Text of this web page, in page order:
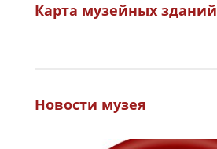
Карта музейных зданий
Новости музея